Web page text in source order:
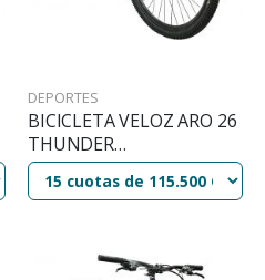
DEPORTES
BICICLETA VELOZ ARO 26
THUNDER
NEGRO/NARANJA